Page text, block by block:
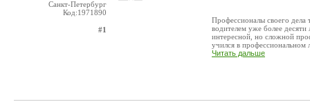
Санкт-Петербург
Код:1971890
#1
Профессионалы своего
водителем уже более
интересной, но сложной
учился в профессиональном
Читать дальше